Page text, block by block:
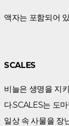
액자는 포함되어
SCALES
비늘은 생명을 지
다.SCALES는 도
일상 속 사물을 장